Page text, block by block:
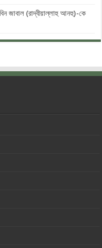
জাবাল (রাদ্বীয়াল্লাহু আনহু)-কে